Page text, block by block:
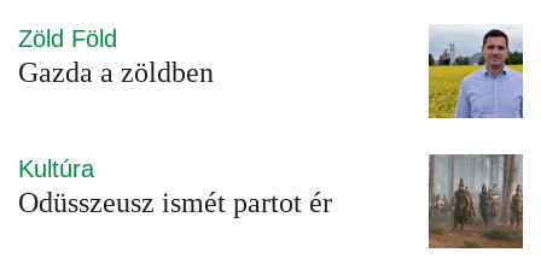
Zöld Föld
Gazda a zöldben
Kultúra
Odüsszeusz ismét partot ér